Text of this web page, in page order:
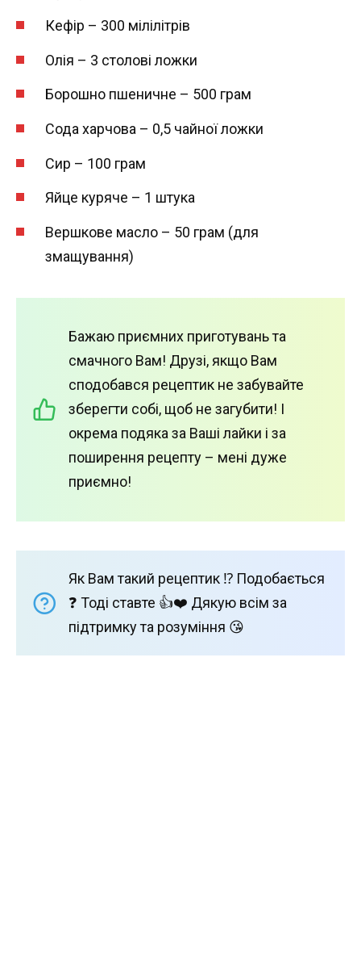
Кефір – 300 мілілітрів
Олія – 3 столові ложки
Борошно пшеничне – 500 грам
Сода харчова – 0,5 чайної ложки
Сир – 100 грам
Яйце куряче – 1 штука
Вершкове масло – 50 грам (для
змащування)
Бажаю приємних приготувань та
смачного Вам! Друзі, якщо Вам
сподобався рецептик не забувайте
зберегти собі, щоб не загубити! І
окрема подяка за Ваші лайки і за
поширення рецепту – мені дуже
приємно!
Як Вам такий рецептик ⁉️ Подобається
❓ Тоді ставте 👍❤️ Дякую всім за
підтримку та розуміння 😘